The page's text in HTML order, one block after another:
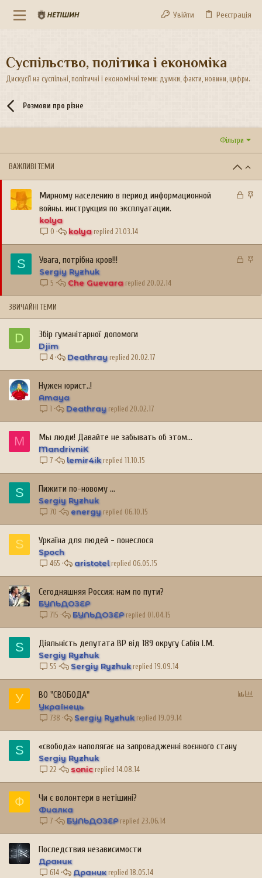
Увійти Реєстрація
Суспільство, політика і економіка
Дискусії на суспільні, політичні і економічні теми: думки, факти, новини, цифри.
Розмови про різне
Фільтри
ВАЖЛИВІ ТЕМИ
З
а
В
а
Мирному населению в период информационной
войны. инструкция по эксплуатации.
kolya
0 21.03.14
kolya
S
З
В
Увага, потрібна кров!!!
Sergiy Ryzhuk
5 20.02.14
Che Guevara
ЗВИЧАЙНІ ТЕМИ
D Збір гуманітарної допомоги
Djim
4 20.02.17
Deathray
Нужен юрист..!
Amaya
1 20.02.17
Deathray
M Мы люди! Давайте не забывать об этом...
MandrivniK
7 11.10.15
lemir4ik
S Пижити по-новому ...
Sergiy Ryzhuk
70 06.10.15
energy
S Уркаїна для людей - понеслося
Spoch
465 06.05.15
aristotel
Сегодняшняя Россия: нам по пути?
БУЛЬДОЗЕР
715 01.04.15
БУЛЬДОЗЕР
S Діяльність депутата ВР від 189 округу Сабія І.М.
Sergiy Ryzhuk
55 19.09.14
Sergiy Ryzhuk
У
н
ВО "СВОБОДА"
Українець
738 19.09.14
Sergiy Ryzhuk
S «свобода» наполягає на запровадженні воєнного стану
Sergiy Ryzhuk
22 14.08.14
sonic
Ф Чи є волонтери в нетішині?
Фиалка
7 23.06.14
БУЛЬДОЗЕР
Последствия независимости
Драник
614 18.05.14
Драник